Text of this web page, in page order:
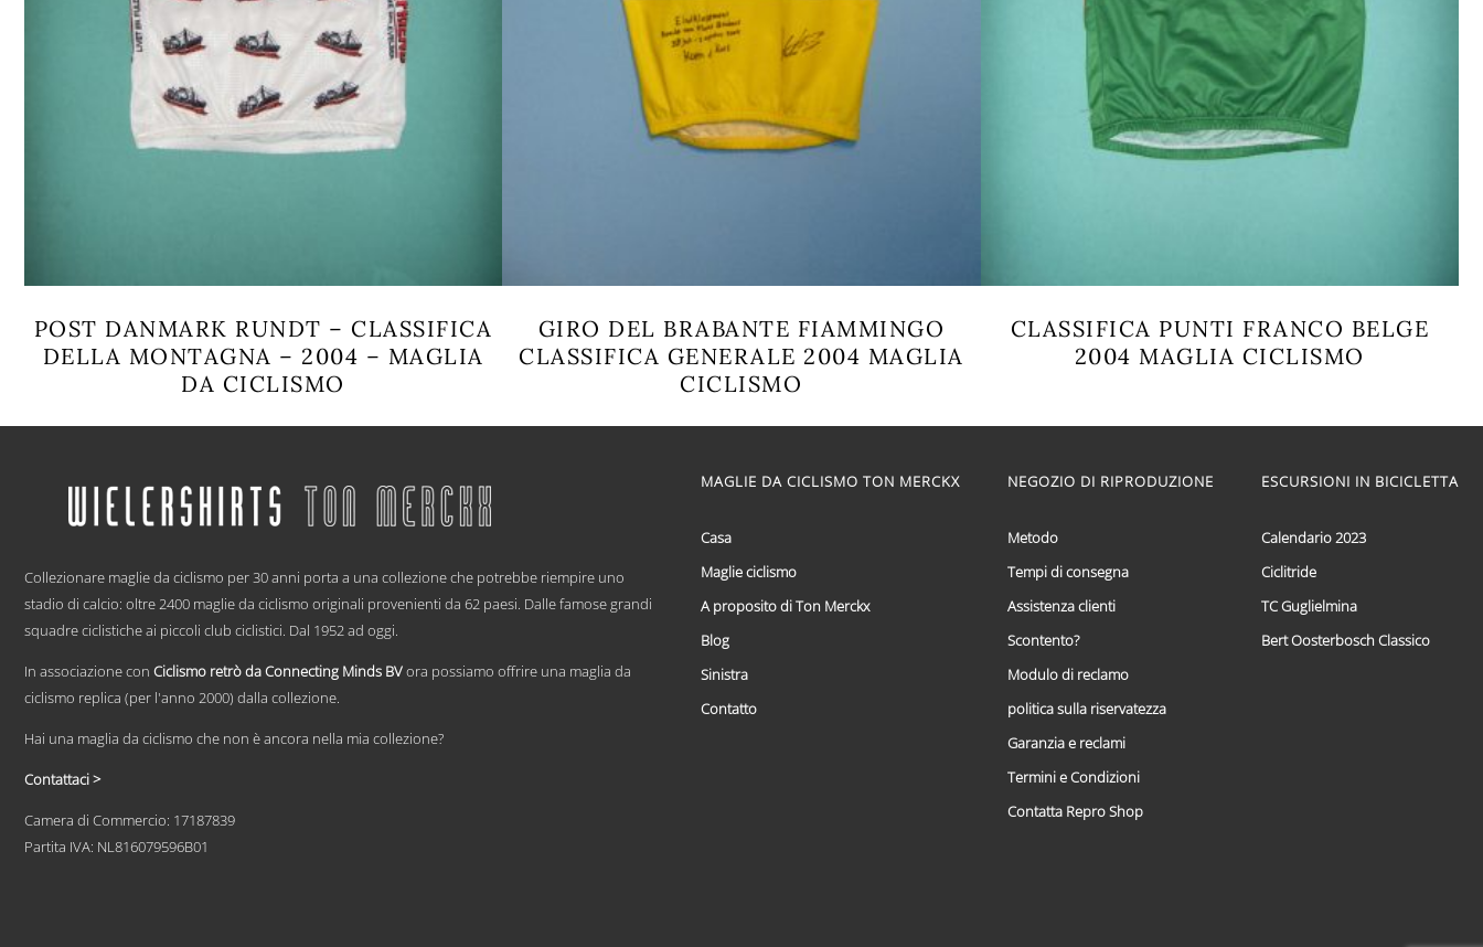
POST DANMARK RUNDT – CLASSIFICA
DELLA MONTAGNA – 2004 – MAGLIA
DA CICLISMO
varianti.
Le
essere
scelte
nella
pagina
prodotto
GIRO DEL BRABANTE FIAMMINGO
CLASSIFICA GENERALE 2004 MAGLIA
CICLISMO
più
essere
scelte
nella
prodotto
CLASSIFICA PUNTI FRANCO BELGE
2004 MAGLIA CICLISMO
ha
possono
pagina
prodotto
Collezionare maglie da ciclismo per 30 anni porta a una collezione che potrebbe riempire uno
stadio di calcio: oltre 2400 maglie da ciclismo originali provenienti da 62 paesi. Dalle famose grandi
squadre ciclistiche ai piccoli club ciclistici. Dal 1952 ad oggi.
In associazione con Ciclismo retrò da Connecting Minds BVora possiamo offrire una maglia da
ciclismo replica (per l'anno 2000) dalla collezione.
Hai una maglia da ciclismo che non è ancora nella mia collezione?
Contattaci >
Camera di Commercio: 17187839
Partita IVA: NL816079596B01
MAGLIE DA CICLISMO TON MERCKX
Casa
Maglie ciclismo
A proposito di Ton Merckx
Blog
Sinistra
Contatto
NEGOZIO DI RIPRODUZIONE
Metodo
Tempi di consegna
Assistenza clienti
Scontento?
Modulo di reclamo
politica sulla riservatezza
Garanzia e reclami
Termini e Condizioni
Contatta Repro Shop
ESCURSIONI IN BICICLETTA
Calendario 2023
Ciclitride
TC Guglielmina
Bert Oosterbosch Classico